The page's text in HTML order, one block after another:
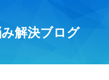
解決ブログ